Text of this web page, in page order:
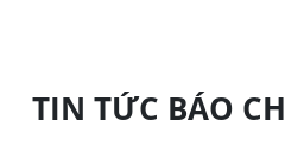
TIN TỨC BÁO